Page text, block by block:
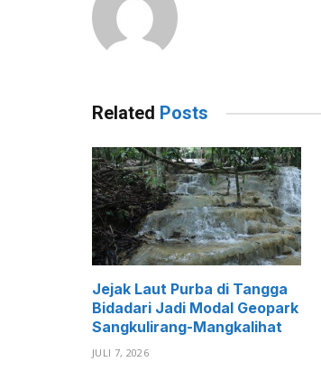
Related Posts
Jejak Laut Purba di Tangga
Bidadari Jadi Modal Geopark
Sangkulirang-Mangkalihat
JULI 7, 2026